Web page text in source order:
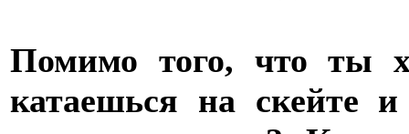
Помимо того, что ты
катаешься на скейте